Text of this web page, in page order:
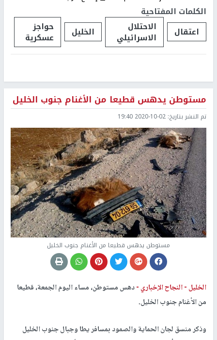
الكلمات المفتاحية
اعتقال
الاحتلال
الاسرائيلي الخليل حواجز
عسكرية
مستوطن يدهس قطيعا من الأغنام جنوب الخليل
تم النشر بتاريخ: 2020-10-02 19:40
مستوطن يدهس قطيعا من الأغنام جنوب الخليل
الخليل -النجاح الإخباري -دهس مستوطن، مساء اليوم الجمعة، قطيعا
من الأغنام جنوب الخليل.
وذكر منسق لجان الحماية والصمود بمسافر يطا وجبال جنوب الخليل